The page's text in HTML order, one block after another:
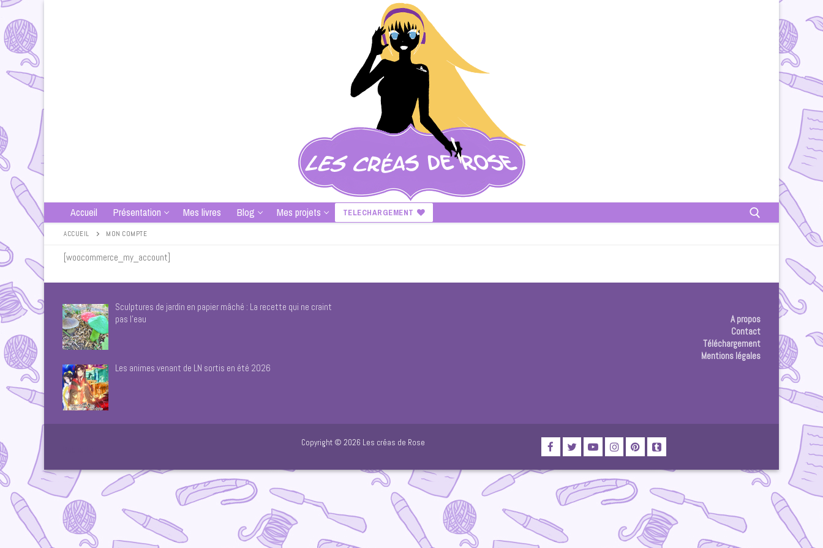
Accueil Présentation Mes livres Blog Mes projets TELECHARGEMENT
ACCUEIL MON COMPTE
[woocommerce_my_account]
Sculptures de jardin en papier mâché : La recette qui ne craint
pas l’eau
Les animes venant de LN sortis en été 2026
A propos
Contact
Téléchargement
Mentions légales
Copyright © 2026 Les créas de Rose